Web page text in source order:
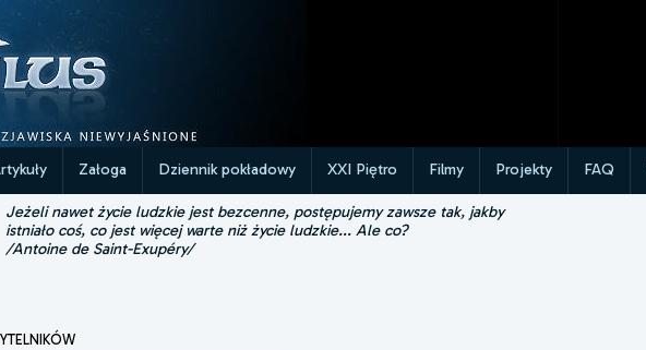
Załoga Dziennik pokładowy XXI Piętro Filmy Projekty FAQ
Jeżeli nawet życie ludzkie jest bezcenne, postępujemy zawsze tak, jakby
istniało coś, co jest więcej warte niż życie ludzkie... Ale co?
/Antoine de Saint-Exupéry/